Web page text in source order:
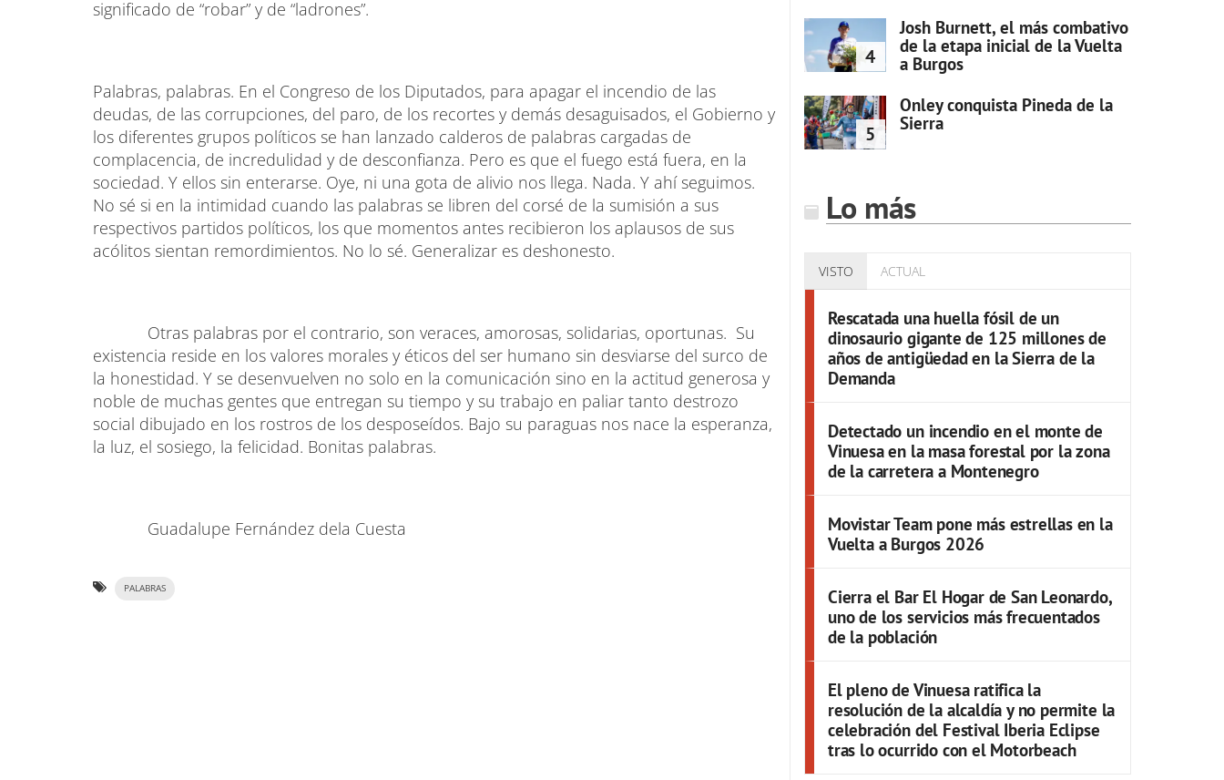
significado de “robar” y de “ladrones”.
Palabras, palabras. En el Congreso de los Diputados, para apagar el incendio de las
deudas, de las corrupciones, del paro, de los recortes y demás desaguisados, el Gobierno y
los diferentes grupos políticos se han lanzado calderos de palabras cargadas de
complacencia, de incredulidad y de desconfianza. Pero es que el fuego está fuera, en la
sociedad. Y ellos sin enterarse. Oye, ni una gota de alivio nos llega. Nada. Y ahí seguimos.
No sé si en la intimidad cuando las palabras se libren del corsé de la sumisión a sus
respectivos partidos políticos, los que momentos antes recibieron los aplausos de sus
acólitos sientan remordimientos. No lo sé. Generalizar es deshonesto.
Otras palabras por el contrario, son veraces, amorosas, solidarias, oportunas. Su
existencia reside en los valores morales y éticos del ser humano sin desviarse del surco de
la honestidad. Y se desenvuelven no solo en la comunicación sino en la actitud generosa y
noble de muchas gentes que entregan su tiempo y su trabajo en paliar tanto destrozo
social dibujado en los rostros de los desposeídos. Bajo su paraguas nos nace la esperanza,
la luz, el sosiego, la felicidad. Bonitas palabras.
Guadalupe Fernández dela Cuesta
PALABRAS
4
Josh Burnett, el más combativo
de la etapa inicial de la Vuelta
a Burgos
5
Onley conquista Pineda de la
Sierra
Lo más
VISTO ACTUAL
Rescatada una huella fósil de un
dinosaurio gigante de 125 millones de
años de antigüedad en la Sierra de la
Demanda
Detectado un incendio en el monte de
Vinuesa en la masa forestal por la zona
de la carretera a Montenegro
Movistar Team pone más estrellas en la
Vuelta a Burgos 2026
Cierra el Bar El Hogar de San Leonardo,
uno de los servicios más frecuentados
de la población
El pleno de Vinuesa ratifica la
resolución de la alcaldía y no permite la
celebración del Festival Iberia Eclipse
tras lo ocurrido con el Motorbeach